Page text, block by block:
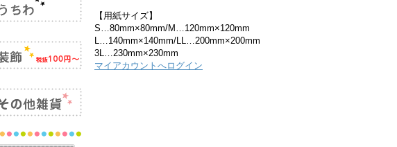
【用紙サイズ】
S…80mm×80mm/M…120mm×120mm
L…140mm×140mm/LL…200mm×200mm
3L…230mm×230mm
マイアカウントへログイン